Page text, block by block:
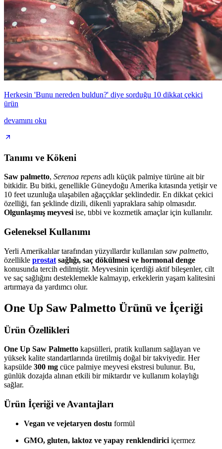
Herkesin 'Bunu nereden buldun?' diye sorduğu 10 dikkat çekici
ürün
devamını oku
Tanımı ve Kökeni
Saw palmetto, Serenoa repens adlı küçük palmiye türüne ait bir
bitkidir. Bu bitki, genellikle Güneydoğu Amerika kıtasında yetişir ve
10 feet uzunluğa ulaşabilen ağaççıklar şeklindedir. En dikkat çekici
özelliği, fan şeklinde dizili, dikenli yapraklara sahip olmasıdır.
Olgunlaşmış meyvesiise, tıbbi ve kozmetik amaçlar için kullanılır.
Geleneksel Kullanımı
Yerli Amerikalılar tarafından yüzyıllardır kullanılan saw palmetto,
özellikle prostat sağlığı, saç dökülmesi ve hormonal denge
konusunda tercih edilmiştir. Meyvesinin içerdiği aktif bileşenler, cilt
ve saç sağlığını desteklemekle kalmayıp, erkeklerin yaşam kalitesini
artırmaya da yardımcı olur.
One Up Saw Palmetto Ürünü ve İçeriği
Ürün Özellikleri
One Up Saw Palmetto kapsülleri, pratik kullanım sağlayan ve
yüksek kalite standartlarında üretilmiş doğal bir takviyedir. Her
kapsülde 300 mg cüce palmiye meyvesi ekstresi bulunur. Bu,
günlük dozajda alınan etkili bir miktardır ve kullanım kolaylığı
sağlar.
Ürün İçeriği ve Avantajları
Vegan ve vejetaryen dostu formül
GMO, gluten, laktoz ve yapay renklendirici içermez